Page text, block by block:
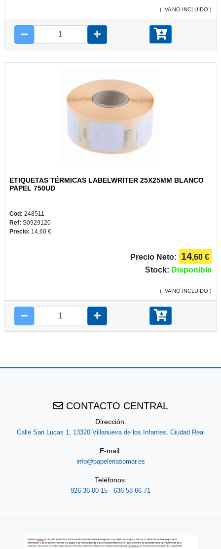
( IVA NO INCLUIDO )
ETIQUETAS TÉRMICAS LABELWRITER 25X25MM BLANCO
PAPEL 750UD
Cod: 248511
Ref: S0929120
Precio: 14,60 €
Precio Neto: 14,60 €
Stock: Disponible
( IVA NO INCLUIDO )
CONTACTO CENTRAL
Dirección:
Calle San Lucas 1, 13320 Villanueva de los Infantes, Ciudad Real
E-mail:
info@papeleriasomar.es
Teléfonos:
926 36 00 15 - 636 58 66 71